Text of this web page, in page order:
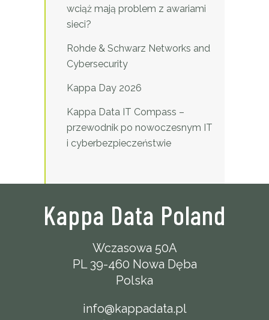
wciąż mają problem z awariami
sieci?
Rohde & Schwarz Networks and
Cybersecurity
Kappa Day 2026
Kappa Data IT Compass –
przewodnik po nowoczesnym IT
i cyberbezpieczeństwie
Kappa Data Poland
Wczasowa 50A
PL 39-460 Nowa Dęba
Polska
info@kappadata.pl